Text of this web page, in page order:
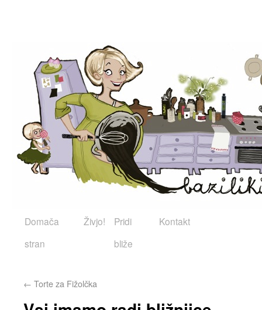
Domača
stran
Živjo!
Pridi
bliže
Kontakt
← Torte za Fižolčka